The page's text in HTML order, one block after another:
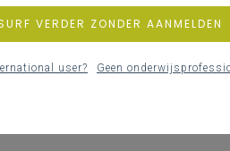
VERDER ZONDER AANMELDEN
user? Geen